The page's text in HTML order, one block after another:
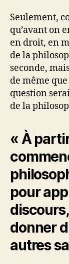
Seulement,
qu’avant on
en droit, en
de la
seconde,
de même
question
de la
« À
pour
donner
autres